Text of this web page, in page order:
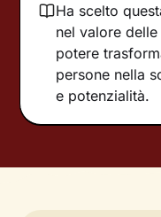
Ha scelto
nel valore
potere
persone nella
e potenzialità.